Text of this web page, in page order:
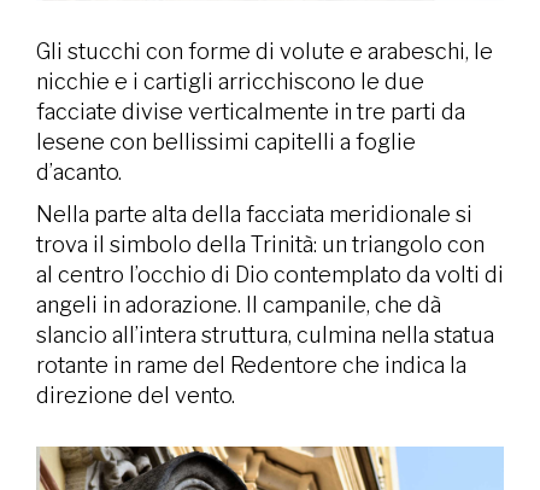
Gli stucchi con forme di volute e arabeschi, le
nicchie e i cartigli arricchiscono le due
facciate divise verticalmente in tre parti da
lesene con bellissimi capitelli a foglie
d’acanto.
Nella parte alta della facciata meridionale si
trova il simbolo della Trinità: un triangolo con
al centro l’occhio di Dio contemplato da volti di
angeli in adorazione. Il campanile, che dà
slancio all’intera struttura, culmina nella statua
rotante in rame del Redentore che indica la
direzione del vento.